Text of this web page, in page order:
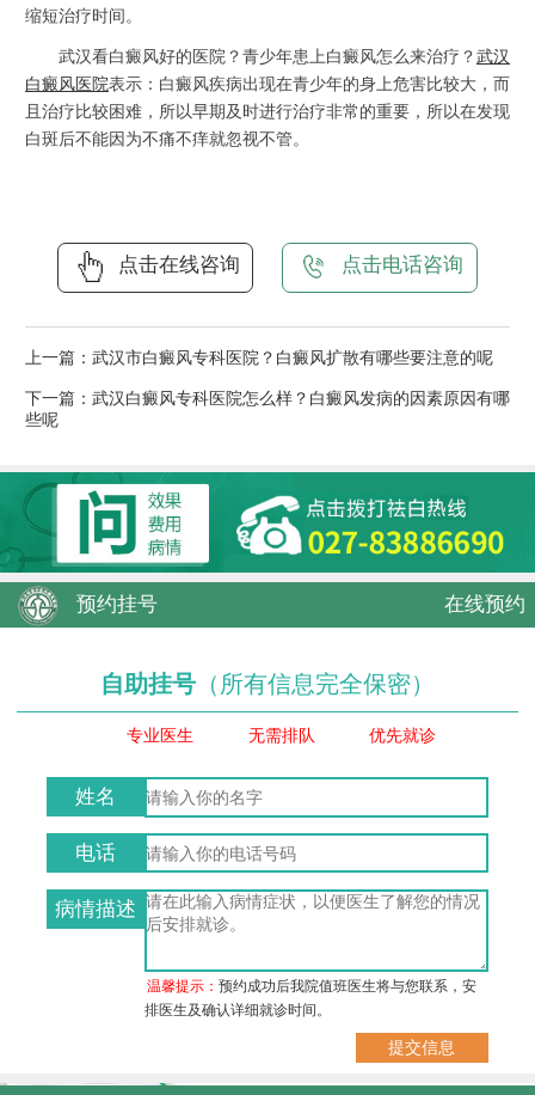
缩短治疗时间。
武汉看白癜风好的医院？青少年患上白癜风怎么来治疗？ 武汉
白癜风医院表示：白癜风疾病出现在青少年的身上危害比较大，而
且治疗比较困难，所以早期及时进行治疗非常的重要，所以在发现
白斑后不能因为不痛不痒就忽视不管。
点击在线咨询 点击电话咨询
上一篇： 武汉市白癜风专科医院？白癜风扩散有哪些要注意的呢
下一篇： 武汉白癜风专科医院怎么样？白癜风发病的因素原因有哪
些呢
预约挂号 在线预约
自助挂号 （所有信息完全保密）
专业医生 无需排队 优先就诊
姓名
电话
病情描述
温馨提示：预约成功后我院值班医生将与您联系，安
排医生及确认详细就诊时间。